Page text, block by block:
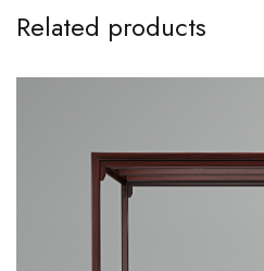
Related products